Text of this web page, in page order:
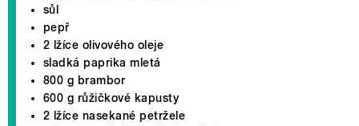
sůl
pepř
2 lžíce olivového oleje
sladká paprika mletá
800 g brambor
600 g růžičkové kapusty
2 lžíce nasekané petržele